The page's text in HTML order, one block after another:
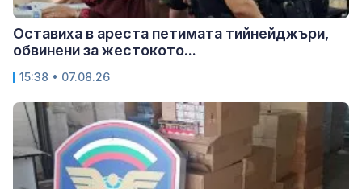
Оставиха в ареста петимата тийнейджъри,
обвинени за жестокото...
15:38 • 07.08.26